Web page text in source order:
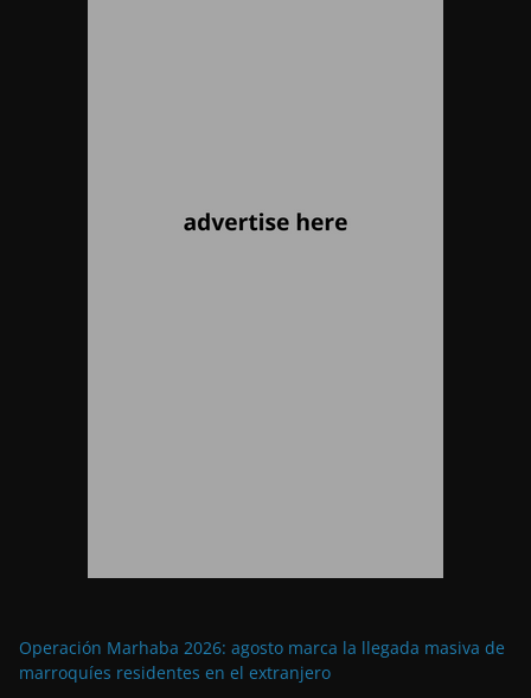
Operación Marhaba 2026: agosto marca la llegada masiva de
marroquíes residentes en el extranjero